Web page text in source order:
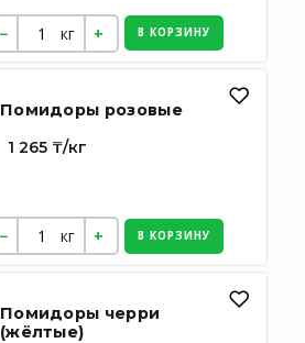
кг В КОРЗИНУ
Помидоры розовые
1 265 ₸/кг
кг В КОРЗИНУ
Помидоры черри
(жёлтые)